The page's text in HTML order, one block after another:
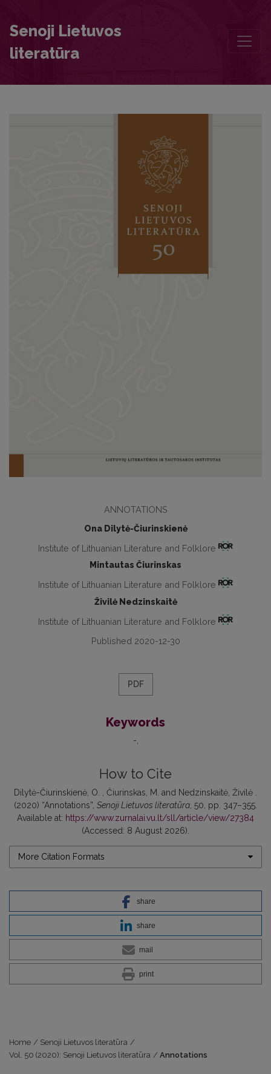
Senoji Lietuvos
literatūra
ANNOTATIONS
Ona Dilytė-Čiurinskienė
Institute of Lithuanian Literature and Folklore
Mintautas Čiurinskas
Institute of Lithuanian Literature and Folklore
Živilė Nedzinskaitė
Institute of Lithuanian Literature and Folklore
Published 2020-12-30
PDF
Keywords
-
How to Cite
Dilytė-Čiurinskienė, O. , Čiurinskas, M. and Nedzinskaitė, Živilė .
(2020) “Annotations”, Senoji Lietuvos literatūra , 50, pp. 347–355.
Available at: https://www.zurnalai.vu.lt/sll/article/view/27384
(Accessed: 8 August 2026).
More Citation Formats
share
share
mail
print
Home / Senoji Lietuvos literatūra /
Vol. 50 (2020): Senoji Lietuvos literatūra / Annotations